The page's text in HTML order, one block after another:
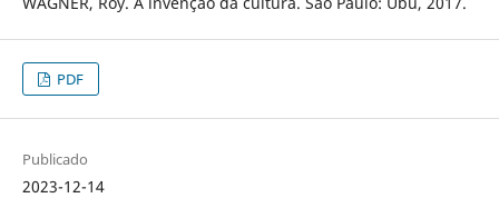
PDF
Publicado
2023-12-14